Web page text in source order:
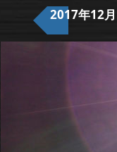
2017年12月